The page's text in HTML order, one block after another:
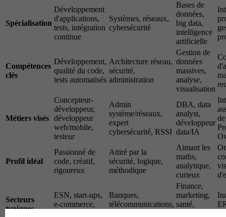
Spécialisation
Développement
d'applications,
tests, intégration
continue
Systèmes, réseaux,
cybersécurité
Bases de
données,
big data,
intelligence
artificielle
Compétences
clés
Développement,
qualité du code,
tests automatisés
Architecture réseau,
sécurité,
administration
Gestion de
données
massives,
analyse,
visualisation
Métiers visés
Concepteur-
développeur,
développeur
web/mobile,
testeur
Admin
système/réseaux,
expert
cybersécurité, RSSI
DBA, data
analyst,
développeur
data/IA
Profil idéal
Passionné de
code, créatif,
rigoureux
Attiré par la
sécurité, logique,
méthodique
Aimant les
maths,
analytique,
curieux
Secteurs
typiques
ESN, start-ups,
e-commerce,
Banques,
télécommunications,
Finance,
marketing,
santé,